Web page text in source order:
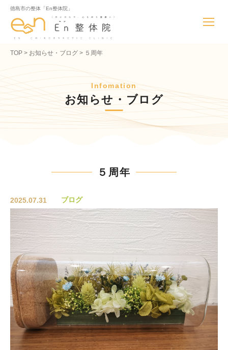
徳島市の整体「En整体院」
TOP お知らせ・ブログ ５周年
Infomation
お知らせ・ブログ
５周年
2025.07.31 ブログ